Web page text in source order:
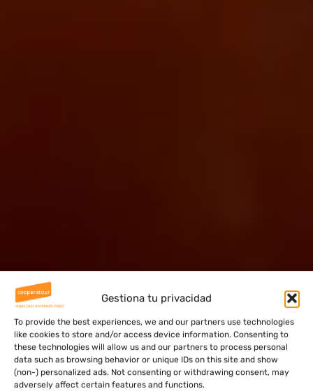
Gestiona tu privacidad
To provide the best experiences, we and our partners use technologies
like cookies to store and/or access device information. Consenting to
these technologies will allow us and our partners to process personal
data such as browsing behavior or unique IDs on this site and show
(non-) personalized ads. Not consenting or withdrawing consent, may
adversely affect certain features and functions.